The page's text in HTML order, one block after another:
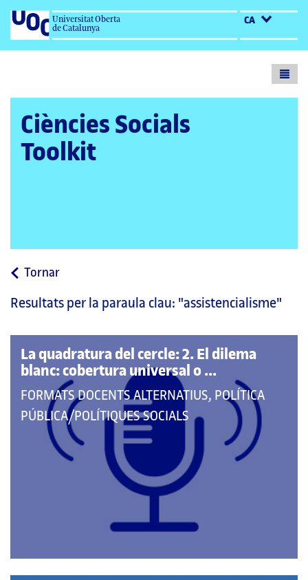
Universitat Oberta
de Catalunya
CA
Ciències Socials
Toolkit
Tornara
pàgina
Resultats per la paraula clau: "assistencialisme"
La quadratura del cercle: 2. El dilema
blanc: cobertura universal o ...
QUE
PERTANY
FORMATS DOCENTS ALTERNATIUS, POLÍTICA
PÚBLICA/POLÍTIQUES SOCIALS